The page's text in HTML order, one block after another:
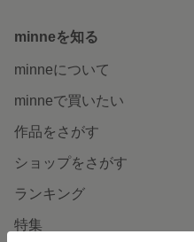
minneを知る
minneについて
minneで買いたい
作品をさがす
ショップをさがす
ランキング
特集